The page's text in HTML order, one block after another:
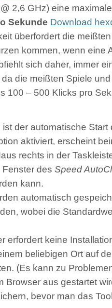
2,6 GHz) eine
Sekunde Download
überfordert die
kommen, wenn eine
sich daher, immer
die meißten Spiele
100 – 500 Klicks pro
der automatische Start
aktiviert, erscheint
rechts in der
des Speed
kann.
automatisch
wobei die
erfordert keine
beliebigen Ort auf
(Es kann zu
Browser aus gestartet
bevor man das